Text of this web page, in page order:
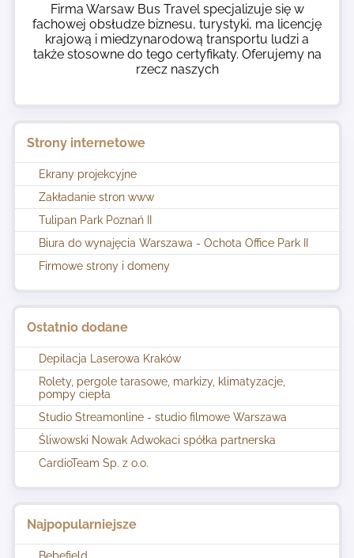
Strony internetowe
Ekrany projekcyjne
Zakładanie stron www
Tulipan Park Poznań II
Biura do wynajęcia Warszawa - Ochota Office Park II
Firmowe strony i domeny
Ostatnio dodane
Depilacja Laserowa Kraków
Rolety, pergole tarasowe, markizy, klimatyzacje,
pompy ciepła
Studio Streamonline - studio filmowe Warszawa
Śliwowski Nowak Adwokaci spółka partnerska
CardioTeam Sp. z o.o.
Najpopularniejsze
Bebefield
Firma Warsaw Bus Travel specjalizuje się w
fachowej obsłudze biznesu, turystyki, ma licencję
krajową i miedzynarodową transportu ludzi a
także stosowne do tego certyfikaty. Oferujemy na
rzecz naszych